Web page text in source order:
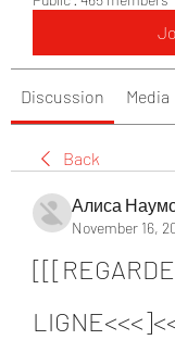
Discussion Media
Back
Алиса
November 16,